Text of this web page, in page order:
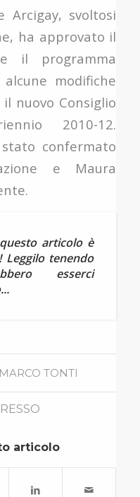
Arcigay, svoltosi
ha approvato il
il programma
modifiche
nuovo Consiglio
2010-12.
confermato
e Maura
articolo è
tenendo
esserci
MARCO TONTI
articolo